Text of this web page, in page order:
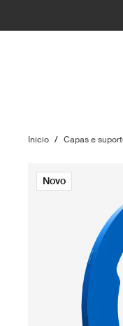
Início / Capas e
Novo